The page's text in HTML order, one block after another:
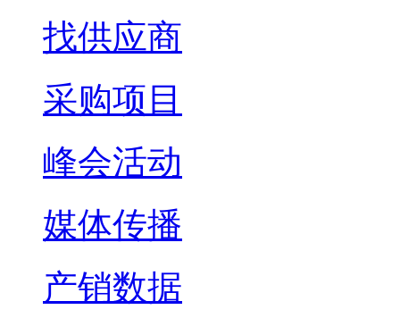
找供应商
采购项目
峰会活动
媒体传播
产销数据